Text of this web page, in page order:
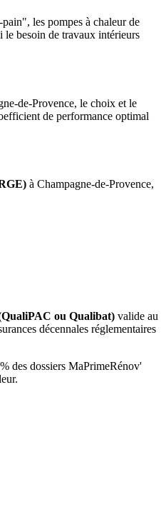
les pompes à chaleur de
le besoin de travaux intérieurs
de-Provence, le choix et le
de performance optimal
à Champagne-de-Provence,
ou Qualibat) valide au
décennales réglementaires
des dossiers MaPrimeRénov'